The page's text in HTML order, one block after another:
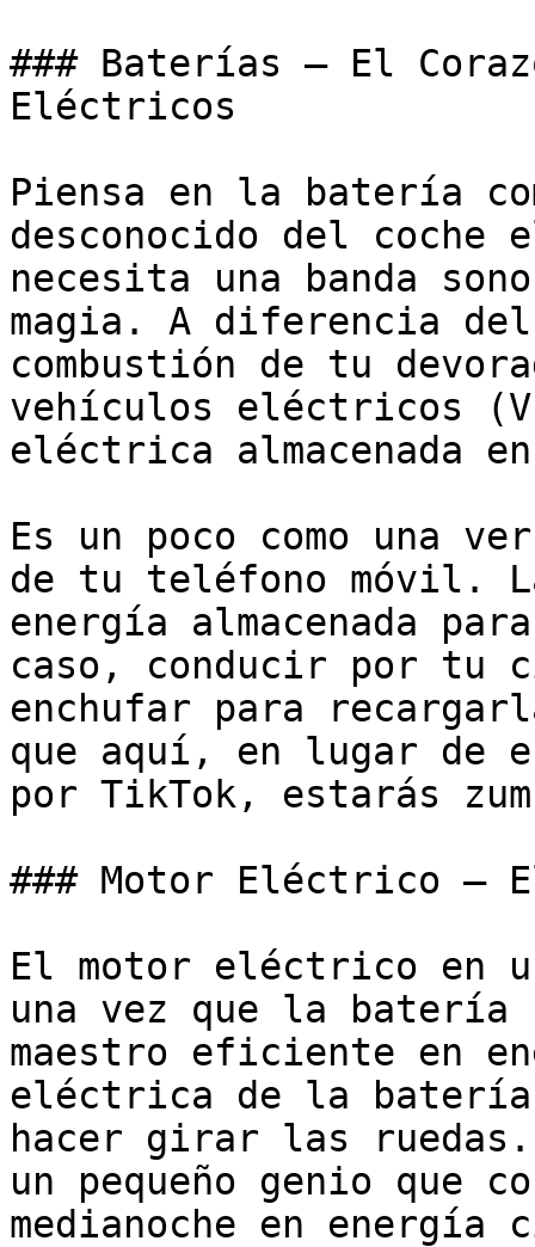
### Baterías – El
Eléctricos
Piensa en la batería
desconocido del
necesita una banda
magia. A diferencia
combustión de tu
vehículos eléctricos
eléctrica almacenada
Es un poco como una
de tu teléfono móvil.
energía almacenada
caso, conducir por tu
enchufar para
que aquí, en lugar de
por TikTok, estarás
### Motor Eléctrico –
El motor eléctrico en
una vez que la batería
maestro eficiente en
eléctrica de la batería
hacer girar las ruedas.
un pequeño genio que
medianoche en